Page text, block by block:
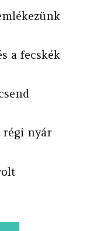
a fecskék
régi nyár